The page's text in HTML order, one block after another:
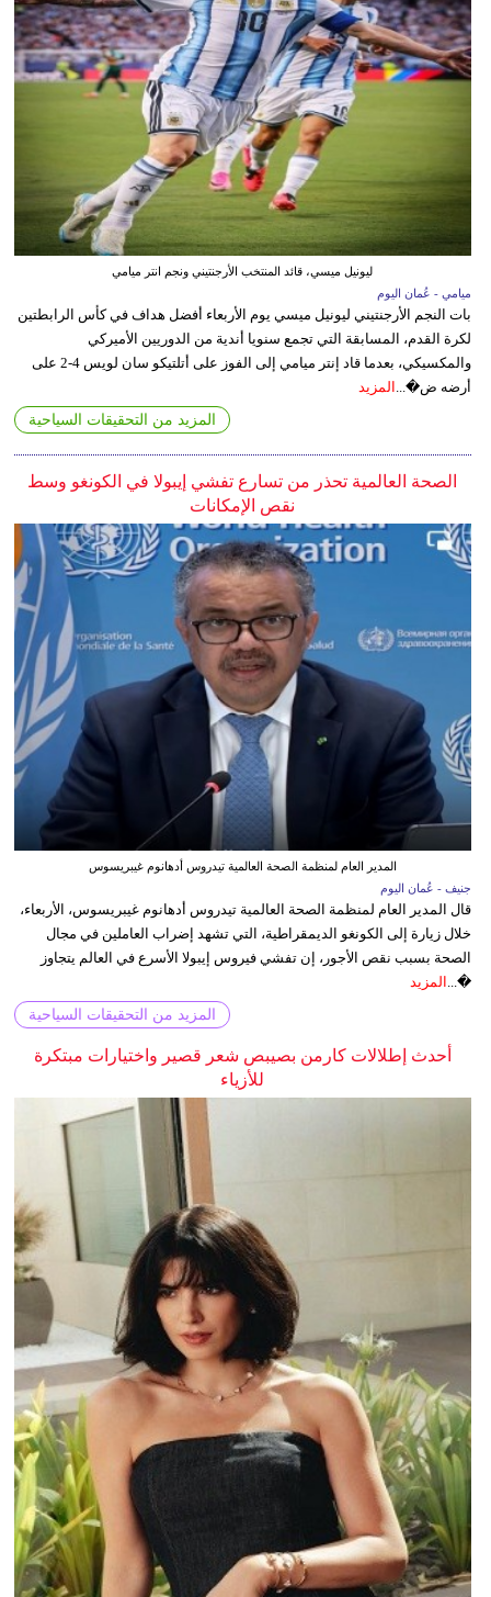
ليونيل ميسي، قائد المنتخب الأرجنتيني ونجم انتر ميامي
ميامي - عُمان اليوم
بات النجم الأرجنتيني ليونيل ميسي يوم الأربعاء أفضل هداف في كأس الرابطتين
لكرة القدم، المسابقة التي تجمع سنويا أندية من الدوريين الأميركي
والمكسيكي، بعدما قاد إنتر ميامي إلى الفوز على أتلتيكو سان لويس 4-2 على
أرضه ض�... المزيد
المزيد من التحقيقات السياحية
الصحة العالمية تحذر من تسارع تفشي إيبولا في الكونغو وسط
نقص الإمكانات
المدير العام لمنظمة الصحة العالمية تيدروس أدهانوم غيبريسوس
جنيف - عُمان اليوم
قال المدير العام لمنظمة الصحة العالمية تيدروس أدهانوم غيبريسوس، الأربعاء،
خلال زيارة إلى الكونغو الديمقراطية، التي تشهد إضراب العاملين في مجال
الصحة بسبب نقص الأجور، إن تفشي فيروس إيبولا الأسرع في العالم يتجاوز
�...
المزيد
المزيد من التحقيقات السياحية
أحدث إطلالات كارمن بصيبص شعر قصير واختيارات مبتكرة
للأزياء